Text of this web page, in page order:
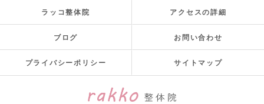
ラッコ整体院 アクセスの詳細
ブログ お問い合わせ
プライバシーポリシー サイトマップ